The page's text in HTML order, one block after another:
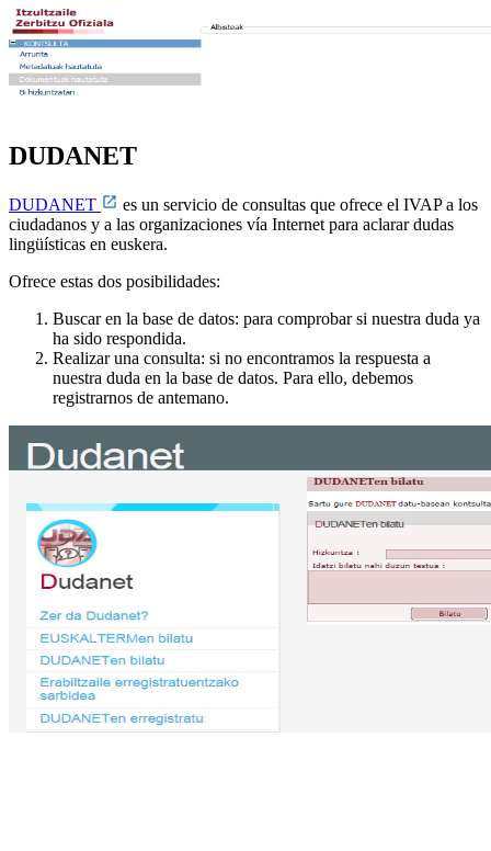
DUDANET
DUDANET
es un servicio de consultas que ofrece el IVAP a los
ciudadanos y a las organizaciones vía Internet para aclarar dudas
lingüísticas en euskera.
Ofrece estas dos posibilidades:
Buscar en la base de datos: para comprobar si nuestra duda ya
ha sido respondida.
Realizar una consulta: si no encontramos la respuesta a
nuestra duda en la base de datos. Para ello, debemos
registrarnos de antemano.